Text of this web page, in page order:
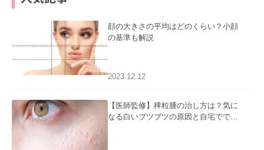
顔の大きさの平均はどのくらい？小顔
の基準も解説
2023.12.12
【医師監修】稗粒腫の治し方は？気に
なる白いブツブツの原因と自宅ででき